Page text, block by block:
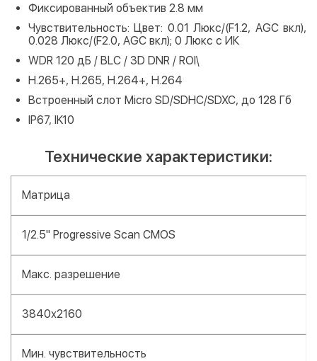
Фиксированный объектив 2.8 мм
Чувствительность: Цвет: 0.01 Люкс/(F1.2, AGC вкл),
0.028 Люкс/(F2.0, AGC вкл); 0 Люкс с ИК
WDR 120 дБ / BLC / 3D DNR / ROI\
H.265+, H.265, H.264+, H.264
Встроенный слот Micro SD/SDHC/SDXC, до 128 Гб
IP67, IK10
Технические характеристики:
Матрица
1/2.5" Progressive Scan CMOS
Макс. разрешение
3840х2160
Мин. чувствительность